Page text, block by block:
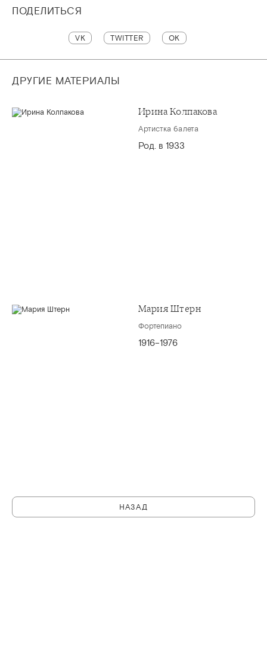
ПОДЕЛИТЬСЯ
VK TWITTER OK
ДРУГИЕ МАТЕРИАЛЫ
Ирина Колпакова
Артистка балета
Род. в 1933
Мария Штерн
Фортепиано
1916–1976
НАЗАД